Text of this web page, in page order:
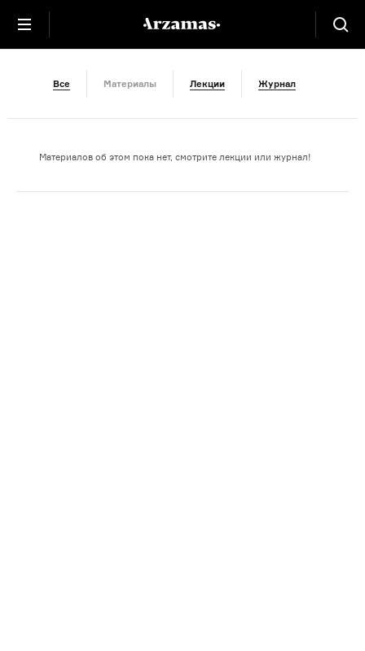
Дневники
Все Материалы Лекции Журнал
Материалов об этом пока нет, смотрите лекции или журнал!